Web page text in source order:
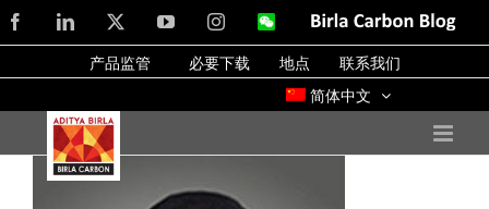
Skip
to
content
FacebookLinkedIn YouTubeInstagramWeChatBirla
Blog
产品监管 必要下载 地点
联系我们
简体中文